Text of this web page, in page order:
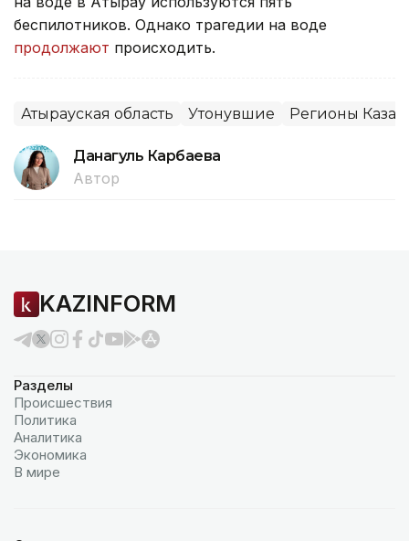
беспилотников. Однако трагедии на воде
продолжают происходить.
Атырауская область Утонувшие Регионы
Данагуль Карбаева
Автор
KAZINFORM
Разделы
Происшествия
Политика
Аналитика
Экономика
В мире